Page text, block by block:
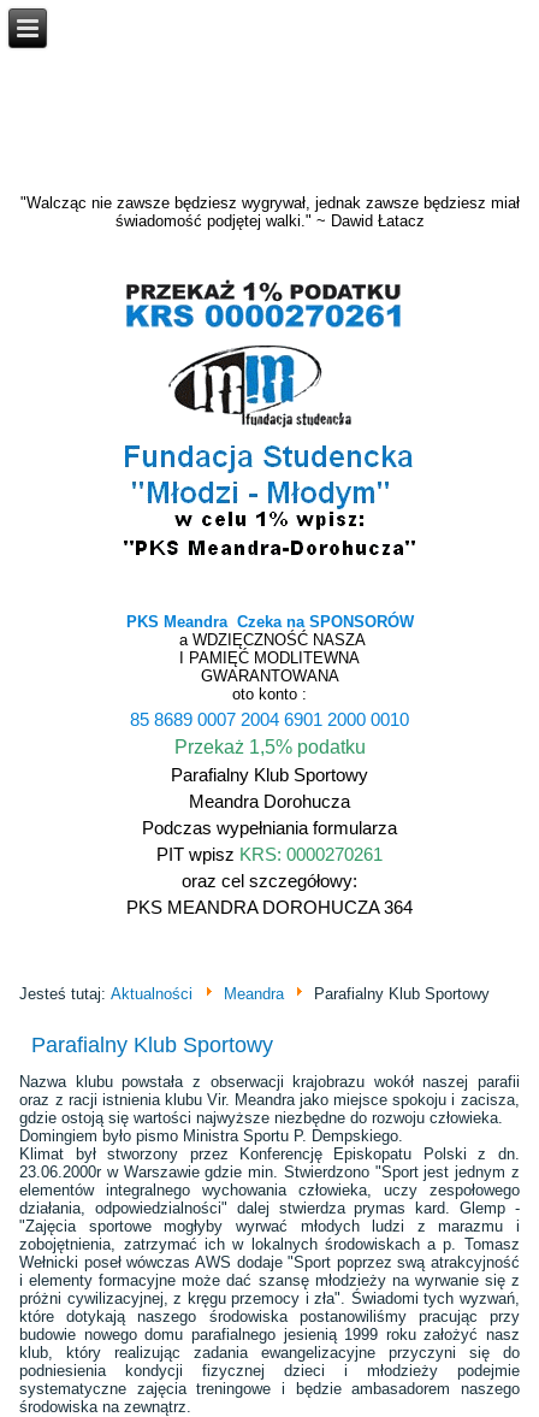
"Walcząc nie zawsze będziesz wygrywał, jednak zawsze będziesz miał
świadomość podjętej walki." ~ Dawid Łatacz
PKS Meandra Czeka na SPONSORÓW
a WDZIĘCZNOŚĆ NASZA
I PAMIĘĆ MODLITEWNA
GWARANTOWANA
oto konto :
85 8689 0007 2004 6901 2000 0010
Przekaż 1,5% podatku
Parafialny Klub Sportowy
Meandra Dorohucza
Podczas wypełniania formularza
PIT wpisz KRS: 0000270261
oraz cel szczegółowy:
PKS MEANDRA DOROHUCZA 364
Jesteś tutaj:Aktualności Meandra Parafialny Klub Sportowy
Parafialny Klub Sportowy
Nazwa klubu powstała z obserwacji krajobrazu wokół naszej parafii
oraz z racji istnienia klubu Vir. Meandra jako miejsce spokoju i zacisza,
gdzie ostoją się wartości najwyższe niezbędne do rozwoju człowieka.
Domingiem było pismo Ministra Sportu P. Dempskiego.
Klimat był stworzony przez Konferencję Episkopatu Polski z dn.
23.06.2000r w Warszawie gdzie min. Stwierdzono "Sport jest jednym z
elementów integralnego wychowania człowieka, uczy zespołowego
działania, odpowiedzialności" dalej stwierdza prymas kard. Glemp -
"Zajęcia sportowe mogłyby wyrwać młodych ludzi z marazmu i
zobojętnienia, zatrzymać ich w lokalnych środowiskach a p. Tomasz
Wełnicki poseł wówczas AWS dodaje "Sport poprzez swą atrakcyjność
i elementy formacyjne może dać szansę młodzieży na wyrwanie się z
próżni cywilizacyjnej, z kręgu przemocy i zła". Świadomi tych wyzwań,
które dotykają naszego środowiska postanowiliśmy pracując przy
budowie nowego domu parafialnego jesienią 1999 roku założyć nasz
klub, który realizując zadania ewangelizacyjne przyczyni się do
podniesienia kondycji fizycznej dzieci i młodzieży podejmie
systematyczne zajęcia treningowe i będzie ambasadorem naszego
środowiska na zewnątrz.